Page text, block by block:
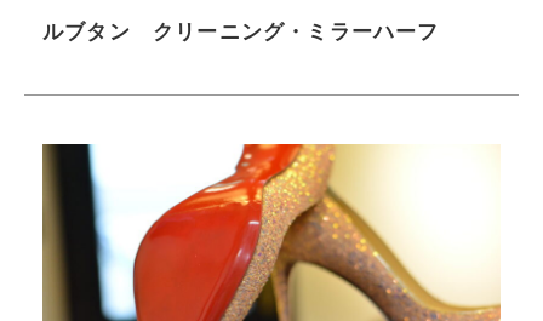
ルブタン クリーニング・ミラーハーフ